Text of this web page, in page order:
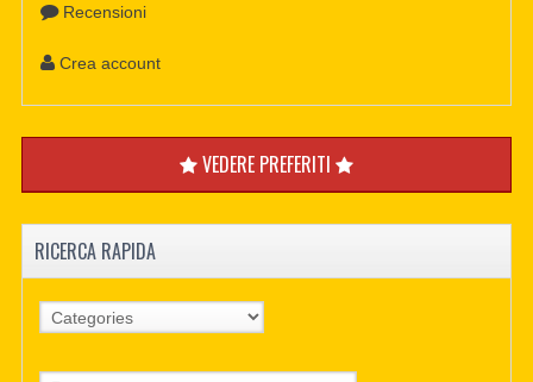
Recensioni
Crea account
VEDERE PREFERITI
RICERCA RAPIDA